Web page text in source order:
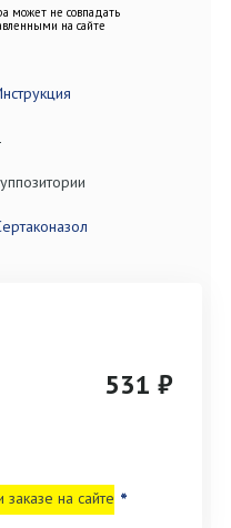
может не совпадать
на сайте
531 ₽
на сайте *